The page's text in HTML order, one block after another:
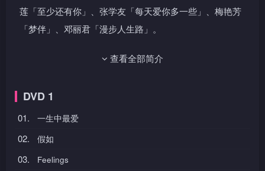
莲「至少还有你」、张学友「每天爱你多一些」、梅艳芳
「梦伴」、邓丽君「漫步人生路」。
随碟收录演唱会制作特辑。
查看全部简介
DVD 1
01. 一生中最爱
02. 假如
03. Feelings